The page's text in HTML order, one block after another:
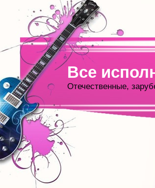
Все
Отечественные,